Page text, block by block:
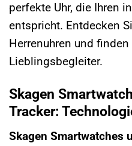
perfekte Uhr, die Ihren
entspricht. Entdecken
Herrenuhren und finden
Lieblingsbegleiter.
Skagen
Tracker:
Skagen Smartwatches